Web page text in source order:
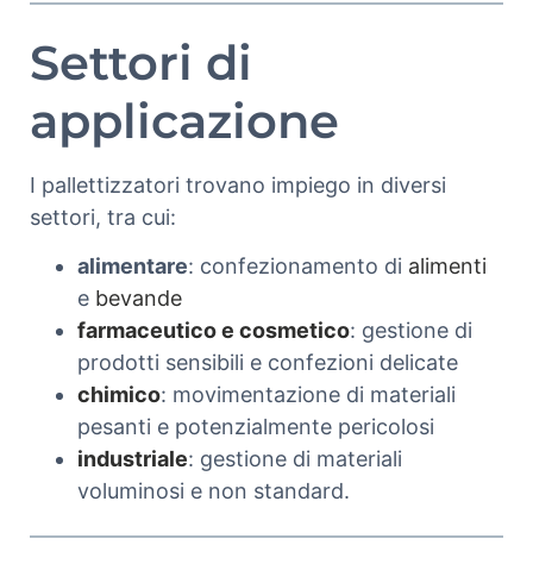
Settori di
applicazione
I pallettizzatori trovano impiego in diversi
settori, tra cui:
alimentare: confezionamento di alimenti
e bevande
farmaceutico e cosmetico: gestione di
prodotti sensibili e confezioni delicate
chimico: movimentazione di materiali
pesanti e potenzialmente pericolosi
industriale: gestione di materiali
voluminosi e non standard.